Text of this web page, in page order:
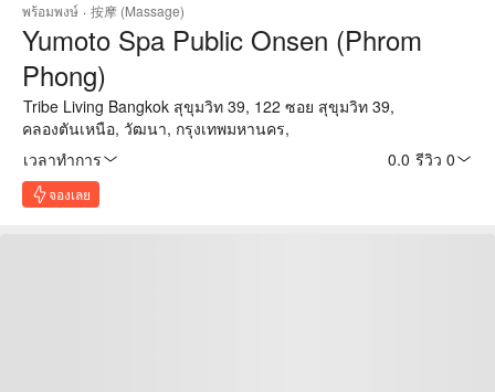
พร้อมพงษ์ · 按摩 (Massage)
Yumoto Spa Public Onsen (Phrom
Phong)
Tribe Living Bangkok สุขุมวิท 39, 122 ซอย สุขุมวิท 39,
คลองตันเหนือ, วัฒนา, กรุงเทพมหานคร,
เวลาทำการ
0.0 รีวิว 0
จองเลย